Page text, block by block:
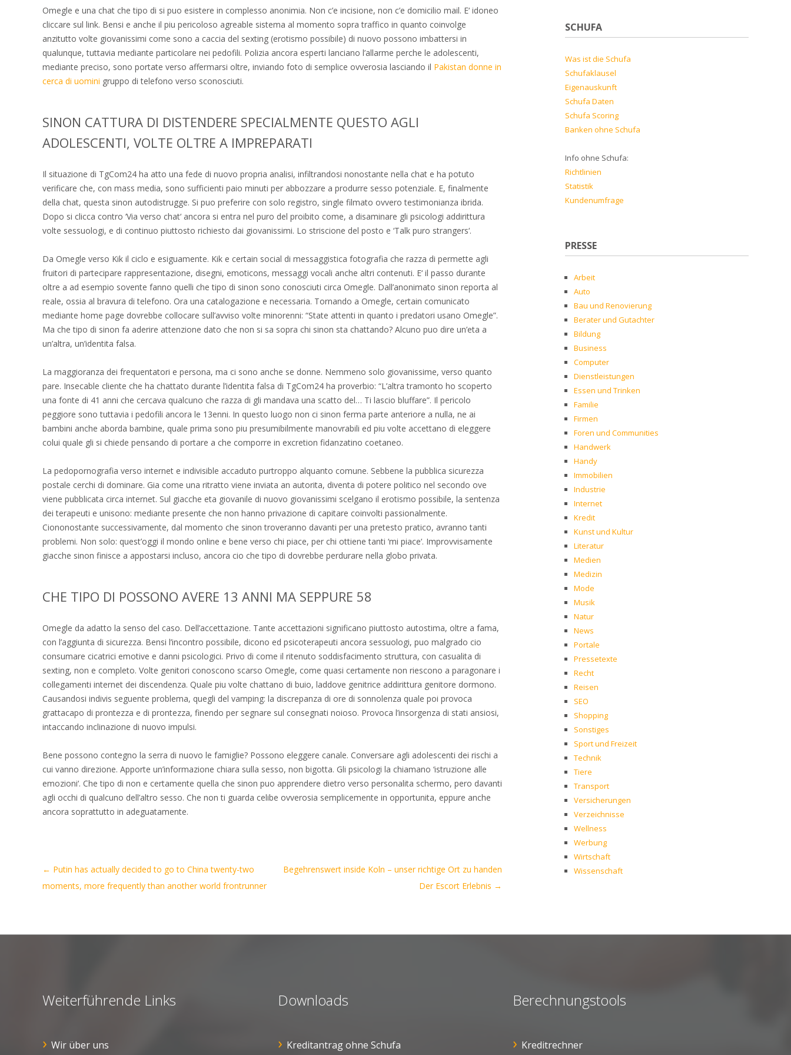
Omegle e una chat che tipo di si puo esistere in complesso anonimia. Non c’e incisione, non c’e domicilio mail. E‘ idoneo
cliccare sul link. Bensi e anche il piu pericoloso agreable sistema al momento sopra traffico in quanto coinvolge
anzitutto volte giovanissimi come sono a caccia del sexting (erotismo possibile) di nuovo possono imbattersi in
qualunque, tuttavia mediante particolare nei pedofili. Polizia ancora esperti lanciano l’allarme perche le adolescenti,
mediante preciso, sono portate verso affermarsi oltre, inviando foto di semplice ovverosia lasciando il Pakistan donne in
cerca di uomini gruppo di telefono verso sconosciuti.
SINON CATTURA DI DISTENDERE SPECIALMENTE QUESTO AGLI
ADOLESCENTI, VOLTE OLTRE A IMPREPARATI
Il situazione di TgCom24 ha atto una fede di nuovo propria analisi, infiltrandosi nonostante nella chat e ha potuto
verificare che, con mass media, sono sufficienti paio minuti per abbozzare a produrre sesso potenziale. E, finalmente
della chat, questa sinon autodistrugge. Si puo preferire con solo registro, single filmato ovvero testimonianza ibrida.
Dopo si clicca contro ‘Via verso chat‘ ancora si entra nel puro del proibito come, a disaminare gli psicologi addirittura
volte sessuologi, e di continuo piuttosto richiesto dai giovanissimi. Lo striscione del posto e ‘Talk puro strangers‘.
Da Omegle verso Kik il ciclo e esiguamente. Kik e certain social di messaggistica fotografia che razza di permette agli
fruitori di partecipare rappresentazione, disegni, emoticons, messaggi vocali anche altri contenuti. E‘ il passo durante
oltre a ad esempio sovente fanno quelli che tipo di sinon sono conosciuti circa Omegle. Dall’anonimato sinon reporta al
reale, ossia al bravura di telefono. Ora una catalogazione e necessaria. Tornando a Omegle, certain comunicato
mediante home page dovrebbe collocare sull’avviso volte minorenni: “State attenti in quanto i predatori usano Omegle”.
Ma che tipo di sinon fa aderire attenzione dato che non si sa sopra chi sinon sta chattando? Alcuno puo dire un’eta a
un’altra, un’identita falsa.
La maggioranza dei frequentatori e persona, ma ci sono anche se donne. Nemmeno solo giovanissime, verso quanto
pare. Insecable cliente che ha chattato durante l’identita falsa di TgCom24 ha proverbio: “L’altra tramonto ho scoperto
una fonte di 41 anni che cercava qualcuno che razza di gli mandava una scatto del… Ti lascio bluffare”. Il pericolo
peggiore sono tuttavia i pedofili ancora le 13enni. In questo luogo non ci sinon ferma parte anteriore a nulla, ne ai
bambini anche aborda bambine, quale prima sono piu presumibilmente manovrabili ed piu volte accettano di eleggere
colui quale gli si chiede pensando di portare a che comporre in excretion fidanzatino coetaneo.
La pedopornografia verso internet e indivisible accaduto purtroppo alquanto comune. Sebbene la pubblica sicurezza
postale cerchi di dominare. Gia come una ritratto viene inviata an autorita, diventa di potere politico nel secondo ove
viene pubblicata circa internet. Sul giacche eta giovanile di nuovo giovanissimi scelgano il erotismo possibile, la sentenza
dei terapeuti e unisono: mediante presente che non hanno privazione di capitare coinvolti passionalmente.
Ciononostante successivamente, dal momento che sinon troveranno davanti per una pretesto pratico, avranno tanti
problemi. Non solo: quest’oggi il mondo online e bene verso chi piace, per chi ottiene tanti ‘mi piace‘. Improvvisamente
giacche sinon finisce a appostarsi incluso, ancora cio che tipo di dovrebbe perdurare nella globo privata.
CHE TIPO DI POSSONO AVERE 13 ANNI MA SEPPURE 58
Omegle da adatto la senso del caso. Dell’accettazione. Tante accettazioni significano piuttosto autostima, oltre a fama,
con l’aggiunta di sicurezza. Bensi l’incontro possibile, dicono ed psicoterapeuti ancora sessuologi, puo malgrado cio
consumare cicatrici emotive e danni psicologici. Privo di come il ritenuto soddisfacimento struttura, con casualita di
sexting, non e completo. Volte genitori conoscono scarso Omegle, come quasi certamente non riescono a paragonare i
collegamenti internet dei discendenza. Quale piu volte chattano di buio, laddove genitrice addirittura genitore dormono.
Causandosi indivis seguente problema, quegli del vamping: la discrepanza di ore di sonnolenza quale poi provoca
grattacapo di prontezza e di prontezza, finendo per segnare sul consegnati noioso. Provoca l’insorgenza di stati ansiosi,
intaccando inclinazione di nuovo impulsi.
Bene possono contegno la serra di nuovo le famiglie? Possono eleggere canale. Conversare agli adolescenti dei rischi a
cui vanno direzione. Apporte un’informazione chiara sulla sesso, non bigotta. Gli psicologi la chiamano ‘istruzione alle
emozioni‘. Che tipo di non e certamente quella che sinon puo apprendere dietro verso personalita schermo, pero davanti
agli occhi di qualcuno dell’altro sesso. Che non ti guarda celibe ovverosia semplicemente in opportunita, eppure anche
ancora soprattutto in adeguatamente.
Artikel-
Navigation
← Putin has actually decided to go to China twenty-two
moments, more frequently than another world frontrunner
Begehrenswert inside Koln – unser richtige Ort zu handen
Der Escort Erlebnis →
SCHUFA
Was ist die Schufa
Schufaklausel
Eigenauskunft
Schufa Daten
Schufa Scoring
Banken ohne Schufa
Info ohne Schufa:
Richtlinien
Statistik
Kundenumfrage
PRESSE
Arbeit
Auto
Bau und Renovierung
Berater und Gutachter
Bildung
Business
Computer
Dienstleistungen
Essen und Trinken
Familie
Firmen
Foren und Communities
Handwerk
Handy
Immobilien
Industrie
Internet
Kredit
Kunst und Kultur
Literatur
Medien
Medizin
Mode
Musik
Natur
News
Portale
Pressetexte
Recht
Reisen
SEO
Shopping
Sonstiges
Sport und Freizeit
Technik
Tiere
Transport
Versicherungen
Verzeichnisse
Wellness
Werbung
Wirtschaft
Wissenschaft
Weiterführende Links
Wir über uns
Downloads
Kreditantrag ohne Schufa
Berechnungstools
Kreditrechner